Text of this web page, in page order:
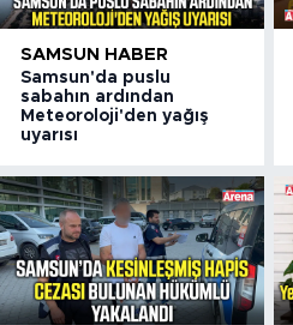
SAMSUN HABER
Samsun'da puslu
sabahın ardından
Meteoroloji'den yağış
uyarısı